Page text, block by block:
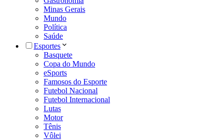
Minas Gerais
Mundo
Política
Saúde
Esportes
Basquete
Copa do Mundo
eSports
Famosos do Esporte
Futebol Nacional
Futebol Internacional
Lutas
Motor
Tênis
Vôlei